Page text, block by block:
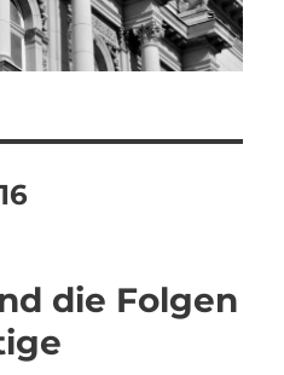
die Folgen